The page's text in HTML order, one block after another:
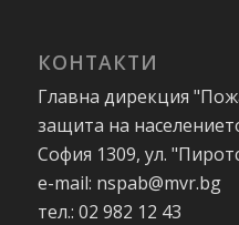
КОНТАКТИ
Главна дирекция
защита на
София 1309, ул.
e-mail: nspab@mvr.bg
тел.: 02 982 12 43